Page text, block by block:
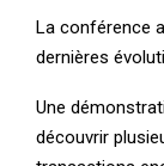
La conférence
dernières
Une
découvrir